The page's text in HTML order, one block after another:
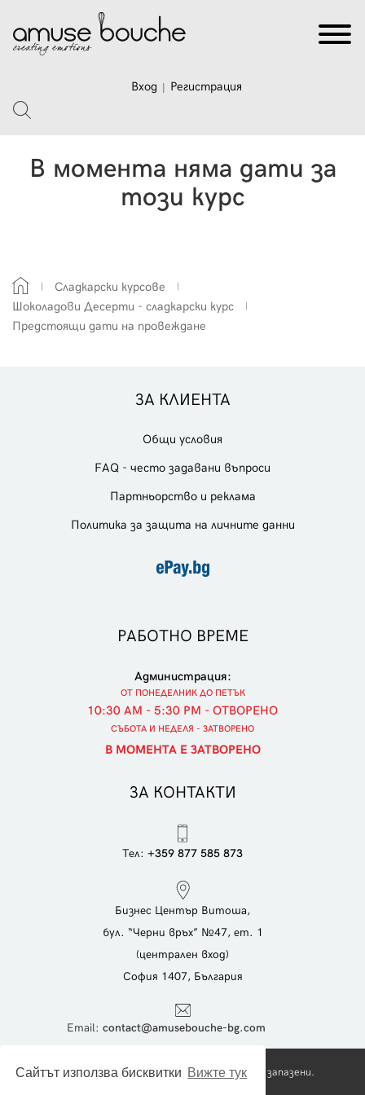
Сайтът използва бисквитки Вижте тук
Вход Регистрация
В момента няма дати за
този курс
Сладкарски курсове
Шоколадови Десерти - сладкарски курс
Предстоящи дати на провеждане
ЗА КЛИЕНТА
Общи условия
FAQ - често задавани въпроси
Партньорство и реклама
Политика за защита на личните данни
РАБОТНО ВРЕМЕ
Администрация:
ОТ ПОНЕДЕЛНИК ДО ПЕТЪК
10:30 AM - 5:30 PM - ОТВОРЕНО
СЪБОТА И НЕДЕЛЯ - ЗАТВОРЕНО
В МОМЕНТА Е ЗАТВОРЕНО
ЗА КОНТАКТИ
Тел: +359 877 585 873
Бизнес Център Витоша,
бул. “Черни връх” №47, ет. 1
(централен вход)
София 1407, България
Еmail: contact@amusebouche-bg.com
Copyright © 2026 Foodies Ltd. Всички права запазени.